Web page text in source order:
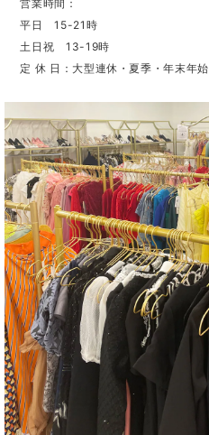
営業時間：
平日 15-21時
土日祝 13-19時
定 休 日：大型連休・夏季・年末年始